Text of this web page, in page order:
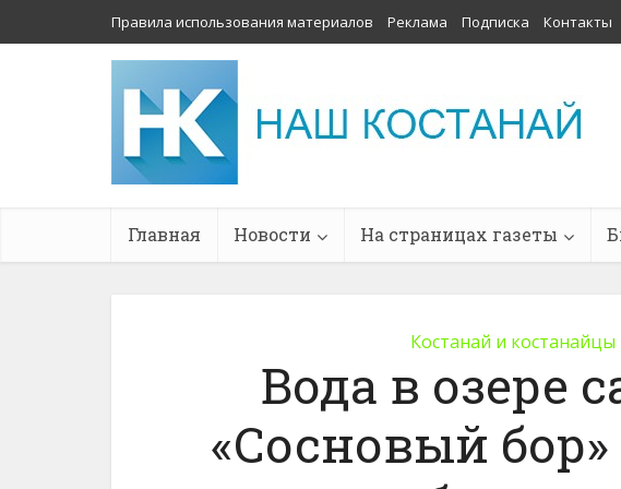
Правила использования материалов Реклама Подписка Контакты
Главная Новости На страницах газеты
Костанай и костанайцы
Вода в озере
«Сосновый